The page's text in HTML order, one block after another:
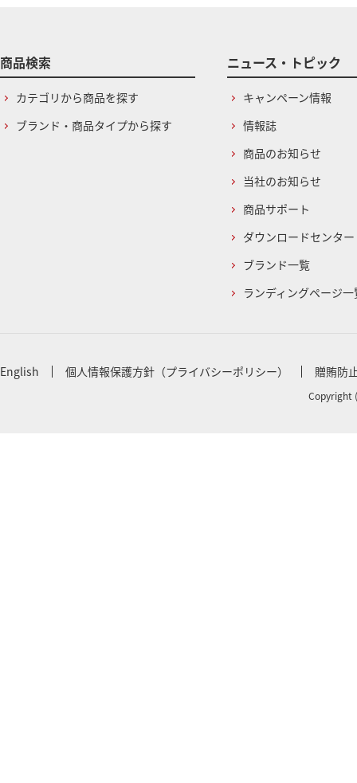
商品検索
カテゴリから商品を探す
ブランド・商品タイプから探す
ニュース・トピック
キャンペーン情報
情報誌
商品のお知らせ
当社のお知らせ
商品サポート
ダウンロードセンター
ブランド一覧
ランディングページ一
English 個人情報保護方針（プライバシーポリシー） 贈賄防
Copyright